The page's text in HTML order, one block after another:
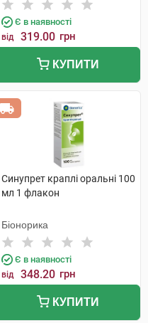
Є в наявності
від 319.00 грн
КУПИТИ
Синупрет краплі оральні 100
мл 1 флакон
Біонорика
Є в наявності
від 348.20 грн
КУПИТИ